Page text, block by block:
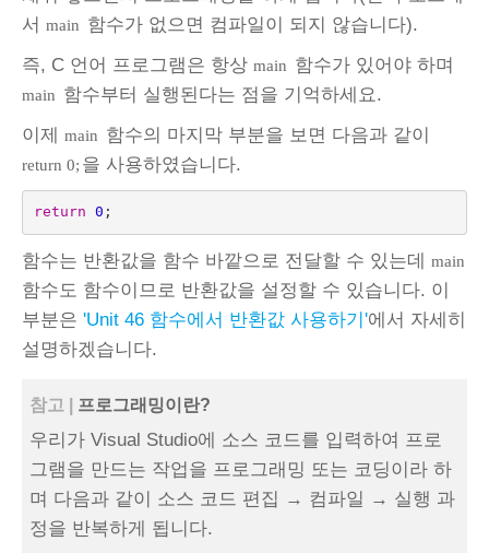
서 main 함수가 없으면 컴파일이 되지 않습니다).
즉, C 언어 프로그램은 항상 main 함수가 있어야 하며
main 함수부터 실행된다는 점을 기억하세요.
이제 main 함수의 마지막 부분을 보면 다음과 같이
return 0; 을 사용하였습니다.
return 0 ;
함수는 반환값을 함수 바깥으로 전달할 수 있는데 main
함수도 함수이므로 반환값을 설정할 수 있습니다. 이
부분은 'Unit 46 함수에서 반환값 사용하기'에서 자세히
설명하겠습니다.
참고 | 프로그래밍이란?
우리가 Visual Studio에 소스 코드를 입력하여 프로
그램을 만드는 작업을 프로그래밍 또는 코딩이라 하
며 다음과 같이 소스 코드 편집 → 컴파일 → 실행 과
정을 반복하게 됩니다.